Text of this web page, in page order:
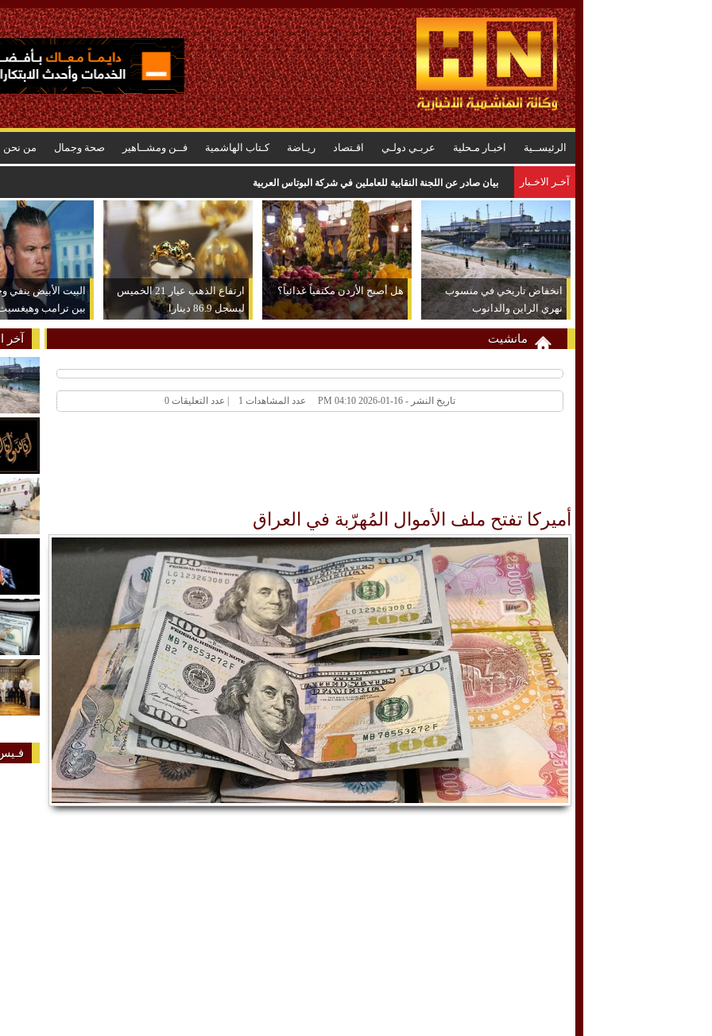
الرئيســية اخبـار مـحلية عربـي دولـي اقـتصاد ريـاضة كـتاب الهاشمية فــن ومشــاهير صحة وجمال من نحن
آخـر الاخـبار بيان صادر عن اللجنة النقابية للعاملين في شركة البوتاس العربية
انخفاض تاريخي في منسوب
نهري الراين والدانوب
هل أصبح الأردن مكتفياً غذائياً؟
ارتفاع الذهب عيار 21 الخميس
ليسجل 86.9 دينارا
البيت الأبيض ينفي
بين ترامب
مانشيت
تاريخ النشر - 16-01-2026 04:10 PM عدد المشاهدات 1 | عدد التعليقات 0
أميركا تفتح ملف الأموال المُهرّبة في العراق
آخر